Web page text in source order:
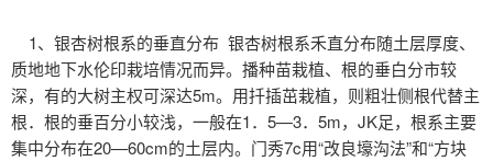
1、银杏树根系的垂直分布 银杏树根系禾直分布随土层厚度、
质地地下水伦印栽培情况而异。播种苗栽植、根的垂白分市较
深，有的大树主权可深达5m。用扦插茁栽植，则粗壮侧根代替主
根．根的垂百分小较浅，一般在1．5—3．5m，JK足，根系主要
集中分布在20—60cm的土层内。门秀7c用“改良壕沟法”和“方块